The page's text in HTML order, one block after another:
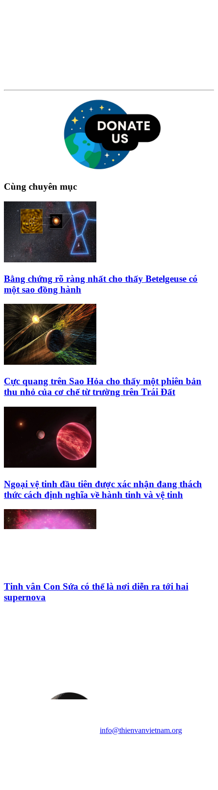
Cùng chuyên mục
Bằng chứng rõ ràng nhất cho thấy Betelgeuse có
một sao đồng hành
Cực quang trên Sao Hỏa cho thấy một phiên bản
thu nhỏ của cơ chế từ trường trên Trái Đất
Ngoại vệ tinh đầu tiên được xác nhận đang thách
thức cách định nghĩa về hành tinh và vệ tinh
Tinh vân Con Sứa có thể là nơi diễn ra tới hai
supernova
info@thienvanvietnam.org